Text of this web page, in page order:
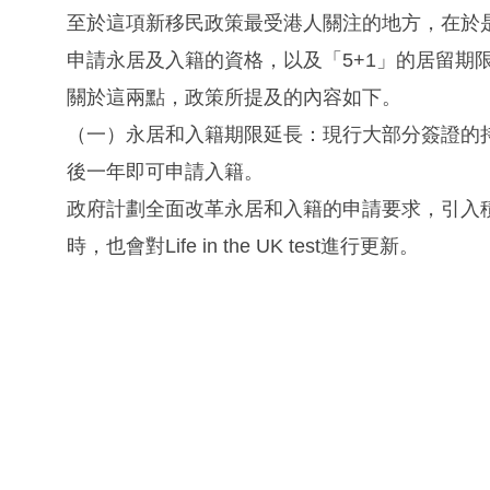
至於這項新移民政策最受港人關注的地方，在
申請永居及入籍的資格，以及「5+1」的居留期
關於這兩點，政策所提及的內容如下。
（一）永居和入籍期限延長：現行大部分簽證
後一年即可申請入籍。
政府計劃全面改革永居和入籍的申請要求，引
時，也會對Life in the UK test進行更新。